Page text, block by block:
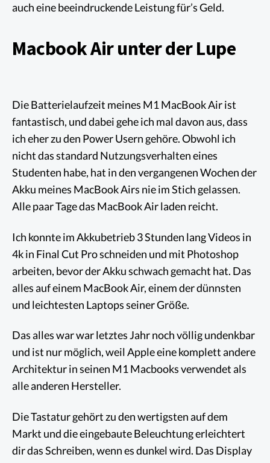
auch eine beeindruckende Leistung für’s Geld.
Macbook Air unter der Lupe
Die Batterielaufzeit meines M1 MacBook Air ist
fantastisch, und dabei gehe ich mal davon aus, dass
ich eher zu den Power Usern gehöre. Obwohl ich
nicht das standard Nutzungsverhalten eines
Studenten habe, hat in den vergangenen Wochen der
Akku meines MacBook Airs nie im Stich gelassen.
Alle paar Tage das MacBook Air laden reicht.
Ich konnte im Akkubetrieb 3 Stunden lang Videos in
4k in Final Cut Pro schneiden und mit Photoshop
arbeiten, bevor der Akku schwach gemacht hat. Das
alles auf einem MacBook Air, einem der dünnsten
und leichtesten Laptops seiner Größe.
Das alles war war letztes Jahr noch völlig undenkbar
und ist nur möglich, weil Apple eine komplett andere
Architektur in seinen M1 Macbooks verwendet als
alle anderen Hersteller.
Die Tastatur gehört zu den wertigsten auf dem
Markt und die eingebaute Beleuchtung erleichtert
dir das Schreiben, wenn es dunkel wird. Das Display